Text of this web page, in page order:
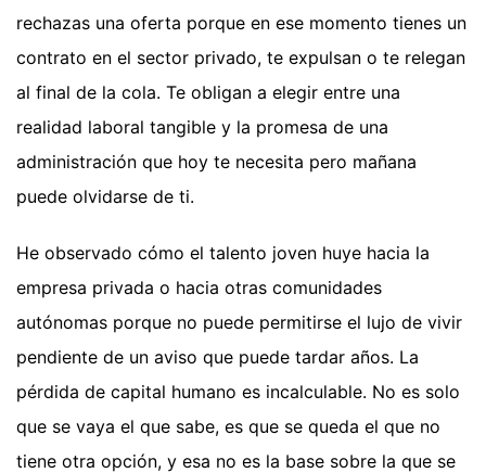
rechazas una oferta porque en ese momento tienes un
contrato en el sector privado, te expulsan o te relegan
al final de la cola. Te obligan a elegir entre una
realidad laboral tangible y la promesa de una
administración que hoy te necesita pero mañana
puede olvidarse de ti.
He observado cómo el talento joven huye hacia la
empresa privada o hacia otras comunidades
autónomas porque no puede permitirse el lujo de vivir
pendiente de un aviso que puede tardar años. La
pérdida de capital humano es incalculable. No es solo
que se vaya el que sabe, es que se queda el que no
tiene otra opción, y esa no es la base sobre la que se